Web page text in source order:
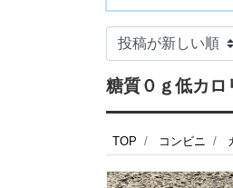
糖質０ｇ低カロ
TOP コンビニ